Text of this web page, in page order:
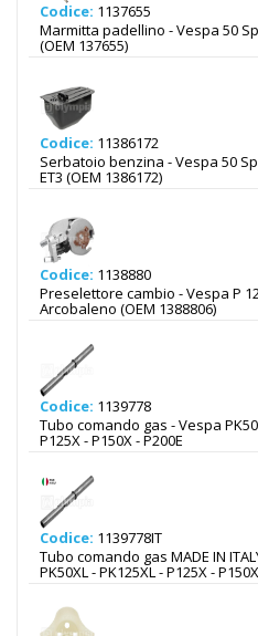
Codice: 1137655
Marmitta padellino - Vespa 50
(OEM 137655)
Codice: 11386172
Serbatoio benzina - Vespa 50
ET3 (OEM 1386172)
Codice: 1138880
Preselettore cambio - Vespa P
Arcobaleno (OEM 1388806)
Codice: 1139778
Tubo comando gas - Vespa PK50
P125X - P150X - P200E
Codice: 1139778IT
Tubo comando gas MADE IN
PK50XL - PK125XL - P125X -